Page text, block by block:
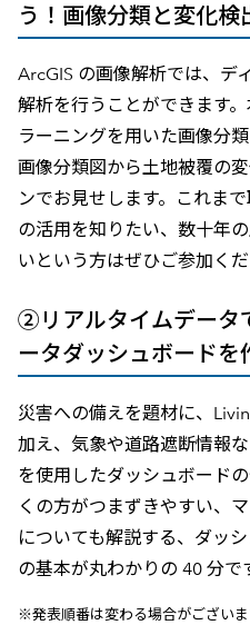
う！画像分類と変化検
ArcGIS の画像解析では、デ
解析を行うことができます
ラーニングを用いた画像分
画像分類図から土地被覆の
ンでお見せします。これま
の活用を知りたい、数十年
いという方はぜひご参加くだ
②リアルタイムデータ
ータダッシュボードを
災害への備えを題材に、
加え、気象や道路遮断情報
を使用したダッシュボード
くの方がつまずきやすい、
についても解説する、ダッ
の基本が丸わかりの 40 分で
※発表順番は変わる場合がございま